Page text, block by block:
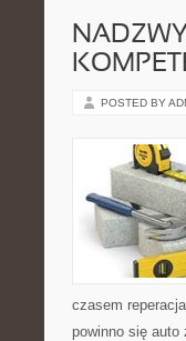
POSTED BY
czasem
powinno się